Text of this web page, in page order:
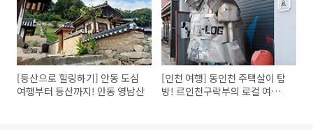
[등산으로 힐링하기] 안동 도심
여행부터 등산까지! 안동 영남산
[인천 여행] 동인천 주택살이 탐
방! 르인천구락부의 로컬 여행,